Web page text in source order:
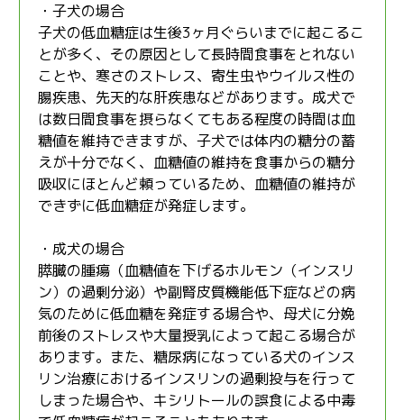
・子犬の場合
子犬の低血糖症は生後3ヶ月ぐらいまでに起こるこ
とが多く、その原因として長時間食事をとれない
ことや、寒さのストレス、寄生虫やウイルス性の
腸疾患、先天的な肝疾患などがあります。成犬で
は数日間食事を摂らなくてもある程度の時間は血
糖値を維持できますが、子犬では体内の糖分の蓄
えが十分でなく、血糖値の維持を食事からの糖分
吸収にほとんど頼っているため、血糖値の維持が
できずに低血糖症が発症します。
・成犬の場合
膵臓の腫瘍（血糖値を下げるホルモン（インスリ
ン）の過剰分泌）や副腎皮質機能低下症などの病
気のために低血糖を発症する場合や、母犬に分娩
前後のストレスや大量授乳によって起こる場合が
あります。また、糖尿病になっている犬のインス
リン治療におけるインスリンの過剰投与を行って
しまった場合や、キシリトールの誤食による中毒